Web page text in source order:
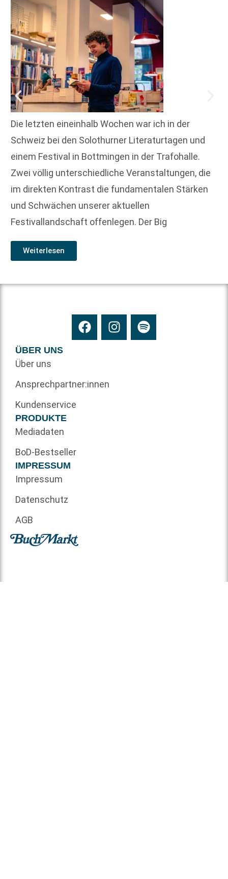
Die letzten eineinhalb Wochen war ich in der
Schweiz bei den Solothurner Literaturtagen und
einem Festival in Bottmingen in der Trafohalle.
Zwei völlig unterschiedliche Veranstaltungen, die
im direkten Kontrast die fundamentalen Stärken
und Schwächen unserer aktuellen
Festivallandschaft offenlegen. Der Big
Weiterlesen
ÜBER UNS
Über uns
Ansprechpartner:innen
Kundenservice
PRODUKTE
Mediadaten
BoD-Bestseller
IMPRESSUM
Impressum
Datenschutz
AGB